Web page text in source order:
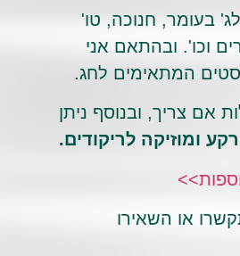
בעומר, חנוכה, טו'
וכו'. ובהתאם אני
המתאימים לחג.
אם צריך, ובנוסף ניתן
ומוזיקה לריקודים.
או השאירו